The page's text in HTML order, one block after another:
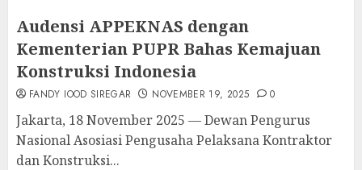
Audensi APPEKNAS dengan
Kementerian PUPR Bahas Kemajuan
Konstruksi Indonesia
FANDY IOOD SIREGAR NOVEMBER 19, 2025 0
Jakarta, 18 November 2025 — Dewan Pengurus
Nasional Asosiasi Pengusaha Pelaksana Kontraktor
dan Konstruksi...